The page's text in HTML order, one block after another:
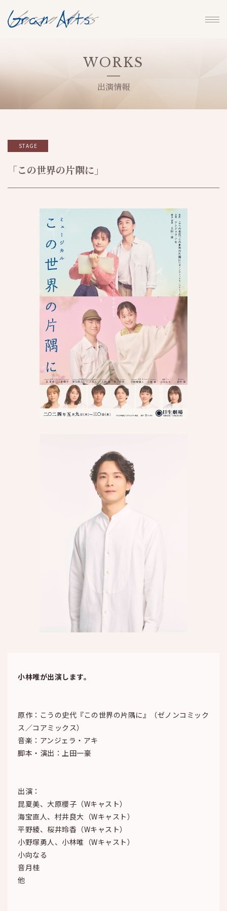
WORKS
出演情報
STAGE
「この世界の片隅に」
小林唯が出演します。
原作：こうの史代『この世界の片隅に』（ゼノンコミック
ス／コアミックス）
音楽：アンジェラ・アキ
脚本・演出：上田一豪
出演：
昆夏美、大原櫻子（Wキャスト）
海宝直人、村井良大（Wキャスト）
平野綾、桜井玲香（Wキャスト）
小野塚勇人、小林唯（Wキャスト）
小向なる
音月桂
他